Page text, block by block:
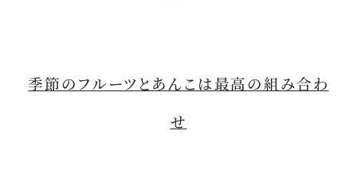
季節のフルーツとあんこは最高の組み合わ
せ